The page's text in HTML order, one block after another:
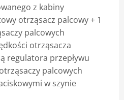
z kabiny
otrząsacz palcowy + 1
palcowych
otrząsacza
regulatora przepływu
palcowych
w szynie